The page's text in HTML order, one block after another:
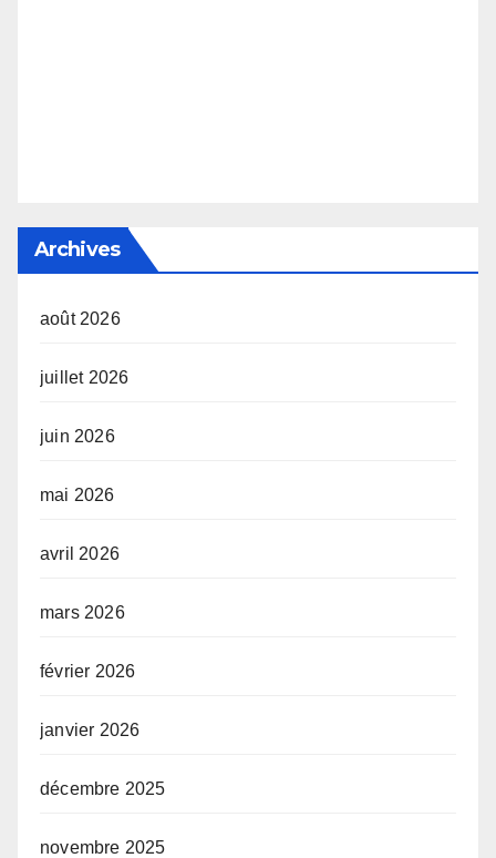
Archives
août 2026
juillet 2026
juin 2026
mai 2026
avril 2026
mars 2026
février 2026
janvier 2026
décembre 2025
novembre 2025